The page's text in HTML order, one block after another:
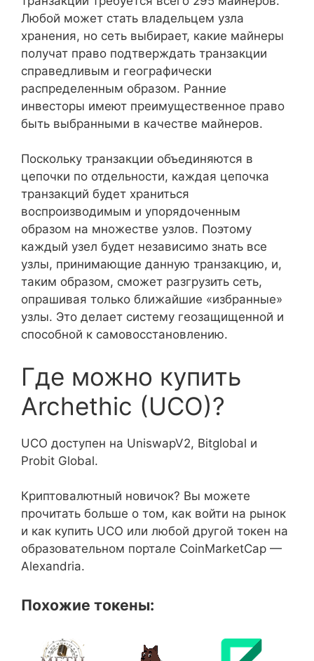
Любой может стать владельцем узла
хранения, но сеть выбирает, какие майнеры
получат право подтверждать транзакции
справедливым и географически
распределенным образом. Ранние
инвесторы имеют преимущественное право
быть выбранными в качестве майнеров.
Поскольку транзакции объединяются в
цепочки по отдельности, каждая цепочка
транзакций будет храниться
воспроизводимым и упорядоченным
образом на множестве узлов. Поэтому
каждый узел будет независимо знать все
узлы, принимающие данную транзакцию, и,
таким образом, сможет разгрузить сеть,
опрашивая только ближайшие «избранные»
узлы. Это делает систему геозащищенной и
способной к самовосстановлению.
Где можно купить
Archethic (UCO)?
UCO доступен на UniswapV2, Bitglobal и
Probit Global.
Криптовалютный новичок? Вы можете
прочитать больше о том, как войти на рынок
и как купить UCO или любой другой токен на
образовательном портале CoinMarketCap —
Alexandria.
Похожие токены: